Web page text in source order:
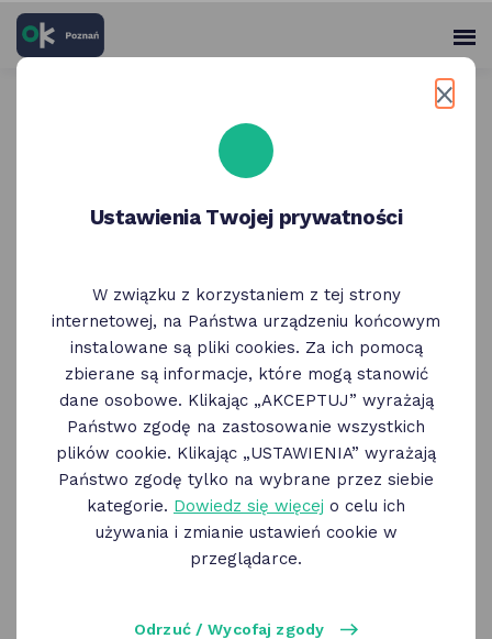
skróty
głównych
Panel
AktywnePolkolonie.pl
w Poznaniu
Ustawienia Twojej prywatności
W związku z korzystaniem z tej strony
internetowej, na Państwa urządzeniu końcowym
instalowane są pliki cookies. Za ich pomocą
zbierane są informacje, które mogą stanowić
dane osobowe. Klikając „AKCEPTUJ” wyrażają
Państwo zgodę na zastosowanie wszystkich
plików cookie. Klikając „USTAWIENIA” wyrażają
Państwo zgodę tylko na wybrane przez siebie
kategorie. Dowiedz się więcej o celu ich
używania i zmianie ustawień cookie w
przeglądarce.
Odrzuć / Wycofaj zgody